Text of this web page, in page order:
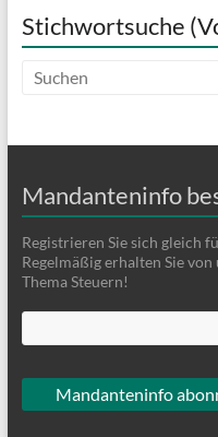
Stichwortsuche
Mandanteninfo
Registrieren Sie sich gleich
Regelmäßig erhalten Sie
Thema Steuern!